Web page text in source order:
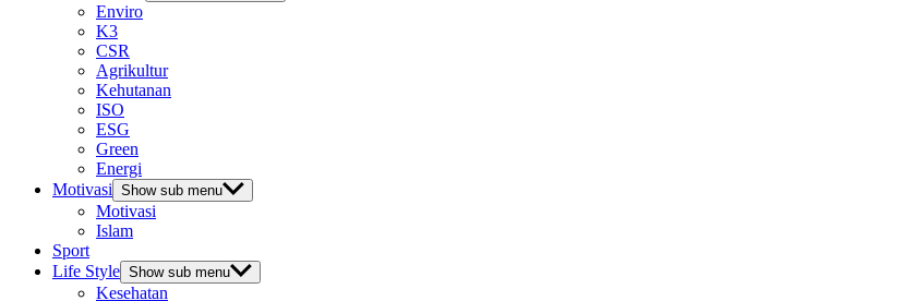
Enviro
K3
CSR
Agrikultur
Kehutanan
ISO
ESG
Green
Energi
Motivasi Show sub menu
Motivasi
Islam
Sport
Life Style Show sub menu
Kesehatan